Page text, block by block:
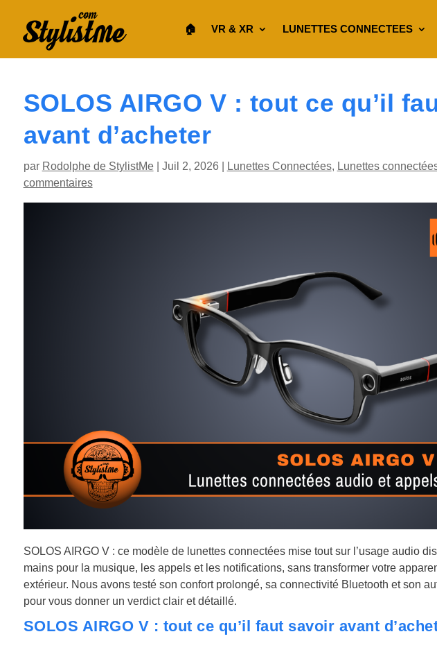
🏠︎ VR & XR LUNETTES CONNECTEES
SOLOS AIRGO V : tout ce qu’il
avant d’acheter
par Rodolphe de StylistMe| Juil 2, 2026 Lunettes Connectées, Lunettes
commentaires
SOLOS AIRGO V : ce modèle de lunettes connectées mise tout sur l’usage audio
mains pour la musique, les appels et les notifications, sans transformer votre
extérieur. Nous avons testé son confort prolongé, sa connectivité Bluetooth et son
pour vous donner un verdict clair et détaillé.
SOLOS AIRGO V : tout ce qu’il faut savoir avant